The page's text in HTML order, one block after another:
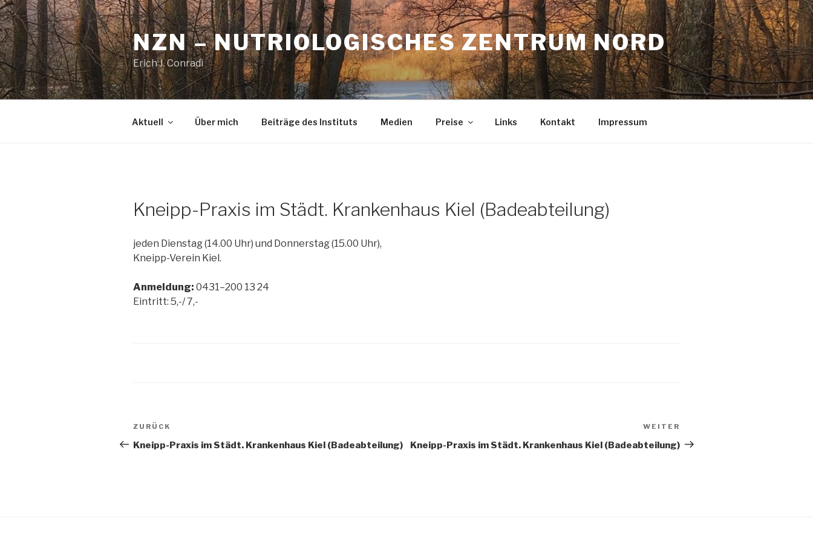
Zum
Inhalt
springen
NZN – NUTRIOLOGISCHES ZENTRUM NORD
Erich J. Conradi
Aktuell Über mich Beiträge des Instituts Medien Preise Links Kontakt Impressum
Kneipp-Praxis im Städt. Krankenhaus Kiel (Badeabteilung)
jeden Dienstag (14.00 Uhr) und Donnerstag (15.00 Uhr),
Kneipp-Verein Kiel.
Anmeldung: 0431–200 13 24
Eintritt: 5,-/ 7,-
Beitragsnavigation
Vorheriger
Beitrag
ZURÜCK
Kneipp-Praxis im Städt. Krankenhaus Kiel (Badeabteilung)
Beitrag
WEITER
Kneipp-Praxis im Städt. Krankenhaus Kiel (Badeabteilung)